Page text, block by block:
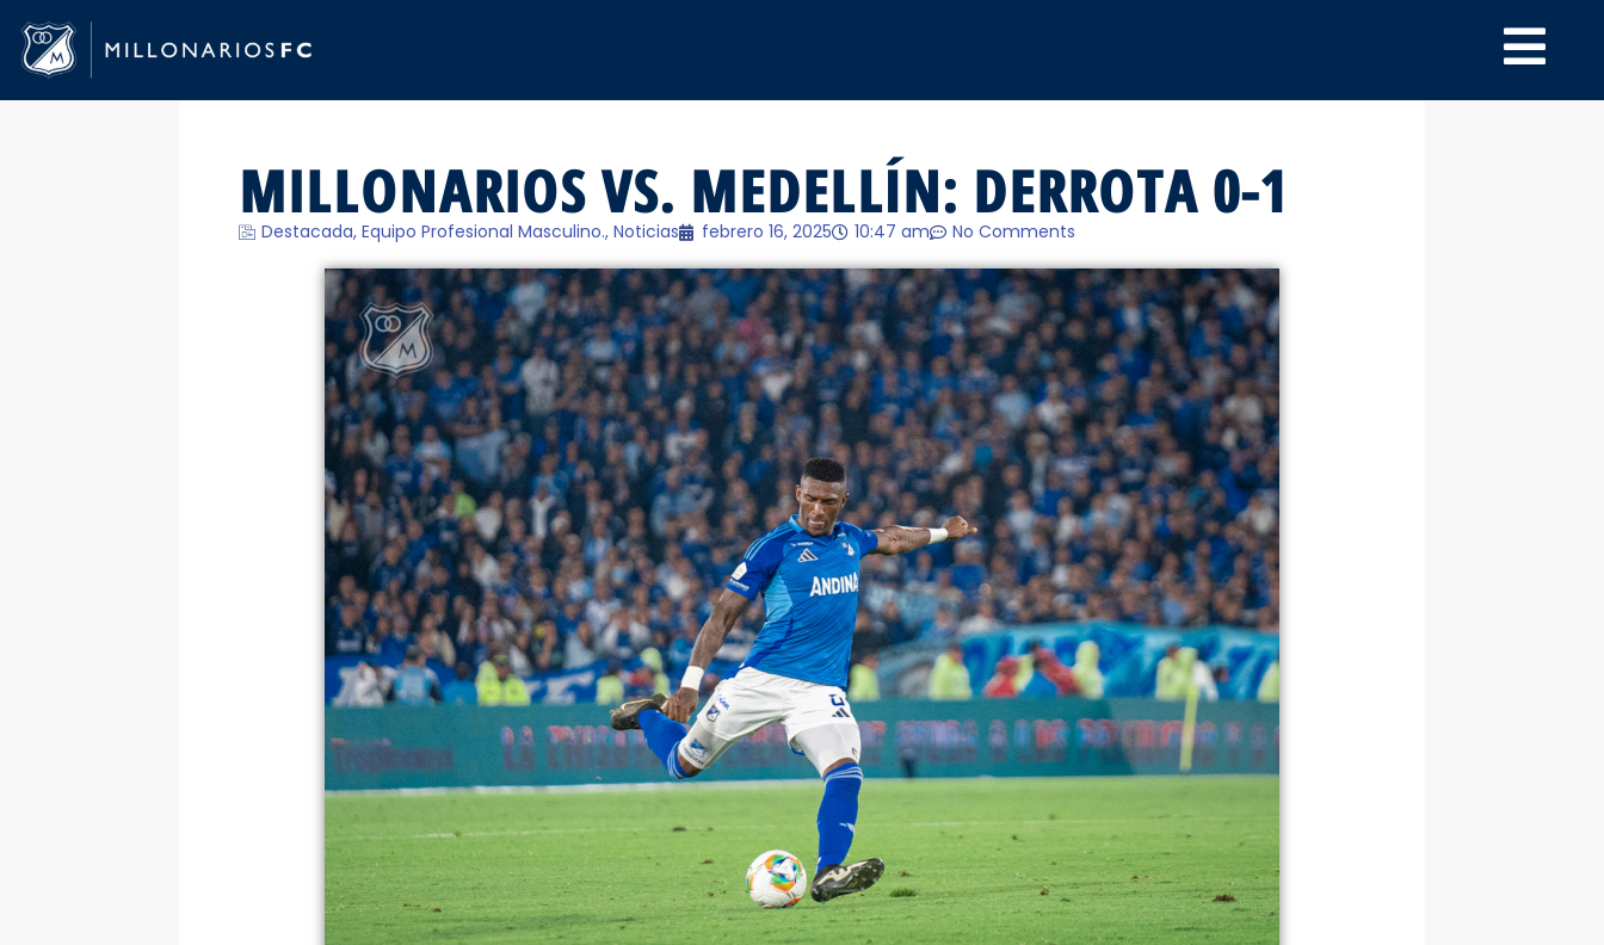
MILLONARIOS VS. MEDELLÍN: DERROTA 0-1
Destacada, Equipo Profesional Masculino., Noticias febrero 16, 2025 10:47 am No Comments